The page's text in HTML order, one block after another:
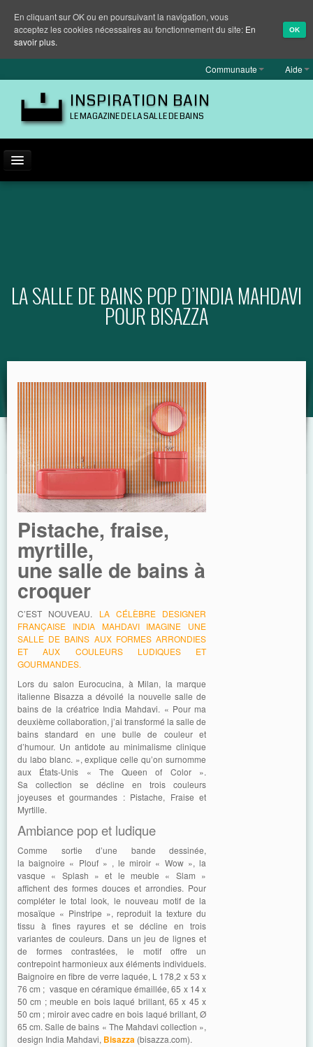
Communaute Aide
INSPIRATION BAIN
LE MAGAZINE DE LA SALLE DE BAINS
LA SALLE DE BAINS POP D’INDIA MAHDAVI
POUR BISAZZA
Pistache, fraise,
myrtille,
une salle de bains à
croquer
C’EST NOUVEAU. LA CÉLÈBRE DESIGNER
FRANÇAISE INDIA MAHDAVI IMAGINE UNE
SALLE DE BAINS AUX FORMES ARRONDIES
ET AUX COULEURS LUDIQUES ET
GOURMANDES.
Lors du salon Eurocucina, à Milan, la marque
italienne Bisazza a dévoilé la nouvelle salle de
bains de la créatrice India Mahdavi. « Pour ma
deuxième collaboration, j’ai transformé la salle de
bains standard en une bulle de couleur et
d’humour. Un antidote au minimalisme clinique
du labo blanc. », explique celle qu’on surnomme
aux États-Unis « The Queen of Color ».
Sa collection se décline en trois couleurs
joyeuses et gourmandes : Pistache, Fraise et
Myrtille.
Ambiance pop et ludique
Comme sortie d’une bande dessinée,
la baignoire « Plouf » , le miroir « Wow », la
vasque « Splash » et le meuble « Slam »
affichent des formes douces et arrondies. Pour
compléter le total look, le nouveau motif de la
mosaïque « Pinstripe », reproduit la texture du
tissu à fines rayures et se décline en trois
variantes de couleurs. Dans un jeu de lignes et
de formes contrastées, le motif offre un
contrepoint harmonieux aux éléments individuels.
Baignoire en fibre de verre laquée, L 178,2 x 53 x
76 cm ; vasque en céramique émaillée, 65 x 14 x
50 cm ; meuble en bois laqué brillant, 65 x 45 x
50 cm ; miroir avec cadre en bois laqué brillant, Ø
65 cm. Salle de bains « The Mahdavi collection »,
design India Mahdavi, Bisazza (bisazza.com).
En cliquant sur OK ou en poursuivant la navigation, vous
acceptez les cookies nécessaires au fonctionnement du site: En
savoir plus.
OK